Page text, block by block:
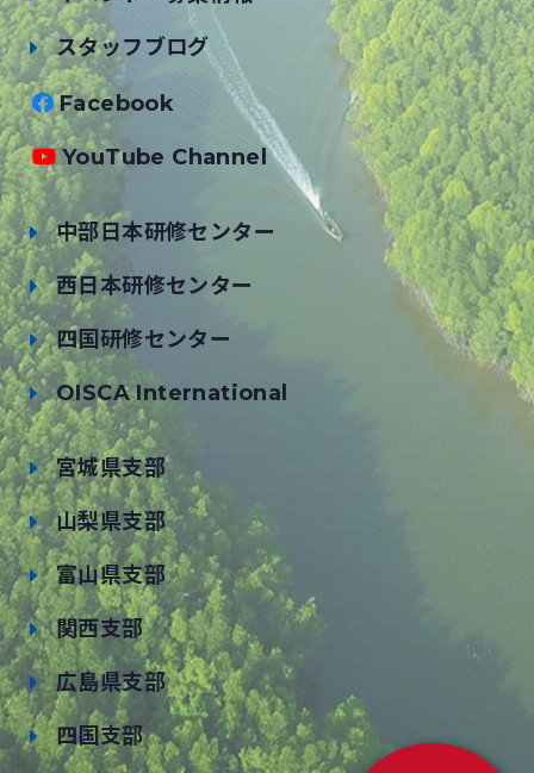
スタッフブログ
Facebook
YouTube Channel
中部日本研修センター
西日本研修センター
四国研修センター
OISCA International
宮城県支部
山梨県支部
富山県支部
関西支部
広島県支部
四国支部